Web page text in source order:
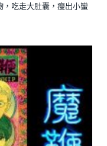
，吃走大肚囊，瘦出小蠻